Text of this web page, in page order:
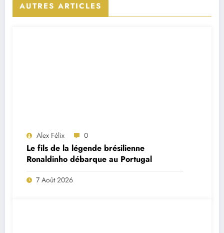
AUTRES ARTICLES
Alex Félix 0
Le fils de la légende brésilienne
Ronaldinho débarque au Portugal
7 Août 2026